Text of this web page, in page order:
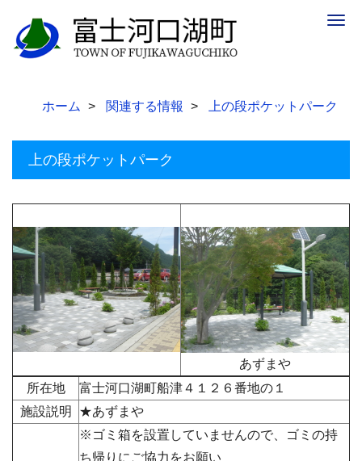
ホーム 関連する情報 上の段ポケットパーク
上の段ポケットパーク
あずまや
所在地
富士河口湖町船津４１２６番地の１
施設説明
★あずまや
※ゴミ箱を設置していませんので、ゴミの持
ち帰りにご協力をお願い